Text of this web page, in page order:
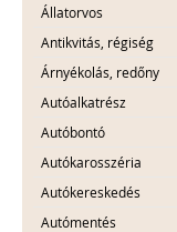
Állatorvos
Antikvitás, régiség
Árnyékolás, redőny
Autóalkatrész
Autóbontó
Autókarosszéria
Autókereskedés
Autómentés